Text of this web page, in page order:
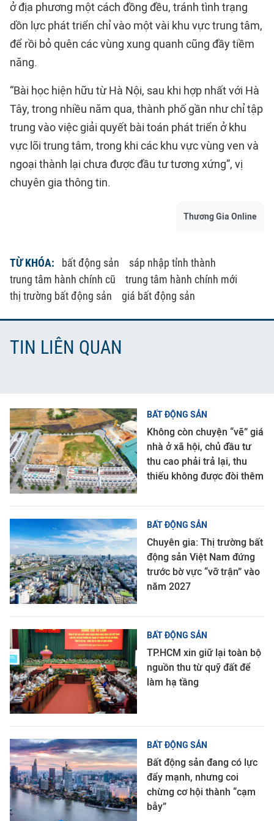
ở địa phương một cách đồng đều, tránh tình trạng
dồn lực phát triển chỉ vào một vài khu vực trung tâm,
để rồi bỏ quên các vùng xung quanh cũng đầy tiềm
năng.
“Bài học hiện hữu từ Hà Nội, sau khi hợp nhất với Hà
Tây, trong nhiều năm qua, thành phố gần như chỉ tập
trung vào việc giải quyết bài toán phát triển ở khu
vực lõi trung tâm, trong khi các khu vực vùng ven và
ngoại thành lại chưa được đầu tư tương xứng”, vị
chuyên gia thông tin.
Thương Gia Online
TỪ KHÓA: bất động sản
sáp nhập tỉnh thành
trung tâm hành chính cũ
trung tâm hành chính mới
thị trường bất động sản
giá bất động sản
TIN LIÊN QUAN
BẤT ĐỘNG SẢN
Không còn chuyện “vẽ” giá
nhà ở xã hội, chủ đầu tư
thu cao phải trả lại, thu
thiếu không được đòi thêm
BẤT ĐỘNG SẢN
Chuyên gia: Thị trường bất
động sản Việt Nam đứng
trước bờ vực “vỡ trận” vào
năm 2027
BẤT ĐỘNG SẢN
TP.HCM xin giữ lại toàn bộ
nguồn thu từ quỹ đất để
làm hạ tầng
BẤT ĐỘNG SẢN
Bất động sản đang có lực
đẩy mạnh, nhưng coi
chừng cơ hội thành “cạm
bẫy”